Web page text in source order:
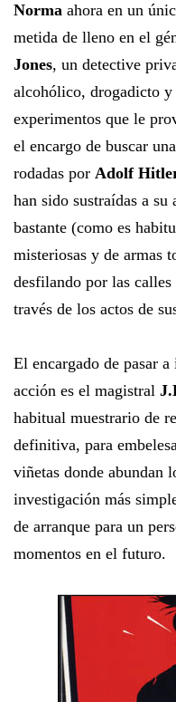
Norma ahora en un
metida de lleno en el
Jones, un detective
alcohólico, drogadicto
experimentos que le
el encargo de buscar
rodadas por Adolf
han sido sustraídas a
bastante (como es
misteriosas y de armas
desfilando por las calles
través de los actos de
El encargado de pasar
acción es el magistral
habitual muestrario de
definitiva, para
viñetas donde abundan
investigación más
de arranque para un
momentos en el futuro.